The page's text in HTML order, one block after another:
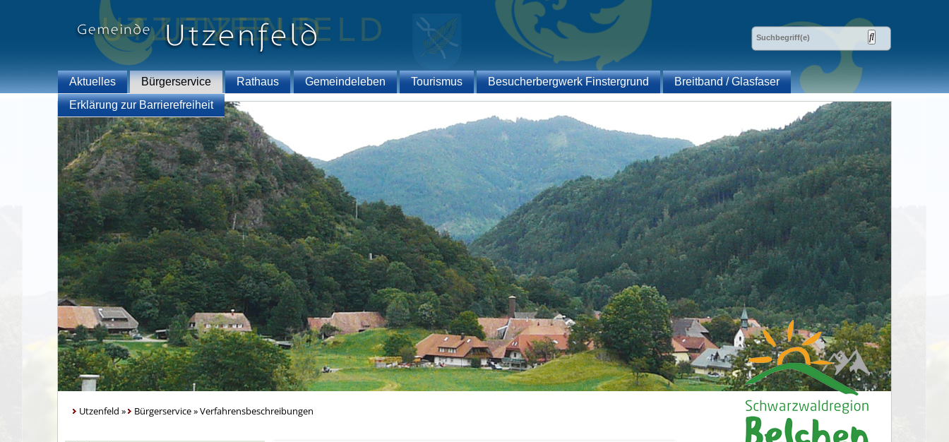
Aktuelles Bürgerservice Rathaus Gemeindeleben Tourismus Besucherbergwerk Finstergrund
Breitband / Glasfaser
Erklärung zur Barrierefreiheit
Utzenfeld » Bürgerservice»Verfahrensbeschreibungen